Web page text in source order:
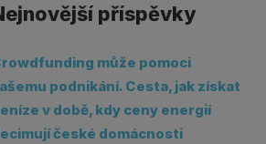
příspěvky
může pomoci
podnikání. Cesta, jak získat
v době, kdy ceny energií
české domácnosti